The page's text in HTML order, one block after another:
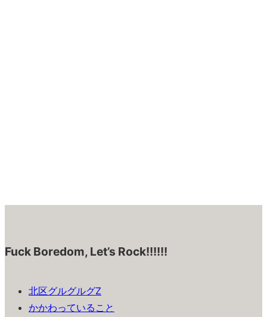
Fuck Boredom, Let’s Rock!!!!!!
北区グルグルグZ
かかわっていること